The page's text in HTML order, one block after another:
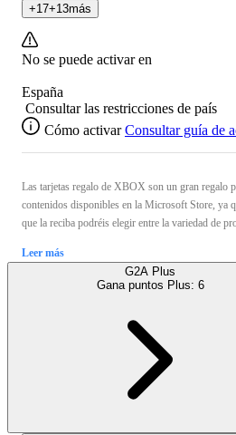
+17+13más
No se puede activar en
España
Consultar las restricciones de país
Cómo activar Consultar guía de
Las tarjetas regalo de XBOX son un gran regalo
contenidos disponibles en la Microsoft Store, ya
que la reciba podréis elegir entre la variedad de
Leer más
G2A Plus
Gana puntos Plus: 6